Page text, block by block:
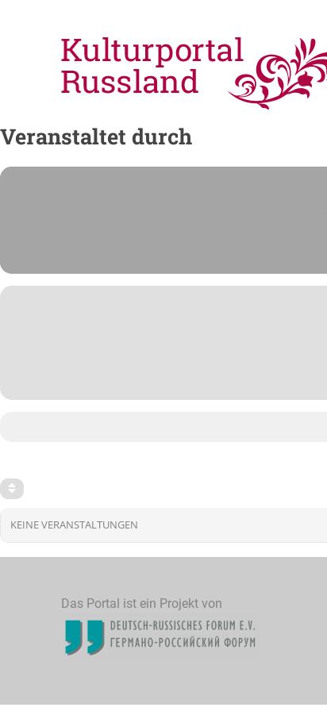
Veranstaltet durch
KEINE VERANSTALTUNGEN
Das Portal ist ein Projekt von